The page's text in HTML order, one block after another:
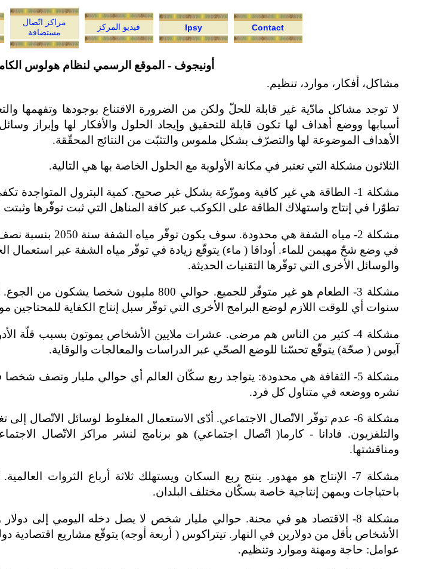
مراكز اتّصال
مستضافة
فيديو المركز Ipsy Contact
أونيجوف - الموقع الرسمي لنظام هولوس
مشاكل، أفكار، موارد، تنظيم.
لا توجد مشاكل مادّية غير قابلة للحلّ ولكن من الضرورة الاقتناع بوجودها وتفهمها
أسبابها ووضع أهداف لها تكون قابلة للتحقيق وإيجاد الحلول والأفكار لها وإبراز
الأهداف الموضوعة لها والتصرّف بشكل ملموس والتثبّت من النتائج المحقّقة.
الثلاثون مشكلة التي تعتبر في مكانة الأولوية مع الحلول الخاصة بها هي التالية.
مشكلة 1- الطاقة هي غير كافية وموزّعة بشكل غير صحيح. كمية البترول المتواجدة
تطوّرا في إنتاج واستهلاك الطاقة على الكوكب عبر كافة المناهل التي ثبت توفّرها وثبتت
في وضع شحّ مهيمن للماء. أوداقا ( ماء) يتوقّع زيادة في توفّر مياه الشفة عبر استعمال
والوسائل الأخرى التي توفّرها التقنيات الحديثة.
مشكلة 3- الطعام هو غير متوفّر للجميع. حوالي
سنوات أي للوقت اللازم لوضع البرامج الأخرى التي توفّر سبل إنتاج الكفاية للمحتاجين
مشكلة 4- كثير من الناس هم مرضى. عشرات ملايين الأشخاص يموتون بسبب قلّة الأدوية لمكافحة أمراض
آيوس ( صحّة) يتوقّع تحسّنا للوضع الصحّي عبر الدراسات والمعالجات والوقاية.
مشكلة 5- الثقافة هي محدودة: يتواجد ربع سكّان العالم أي حوالي مليار ونصف
نشره ووضعه في متناول كل فرد.
مشكلة 6- عدم توفّر الاتّصال الاجتماعي. أدّى الاستعمال المغلوط لوسائل الاتّصال
والتلفزيون. فادانا - كارما( اتّصال اجتماعي) هو برنامج لنشر مراكز الاتّصال
ومناقشتها.
مشكلة 7- الإنتاج هو مهدور. ينتج ربع السكان ويستهلك ثلاثة أرباع الثروات
باحتياجات وبمهن إنتاجية خاصة بسكّان مختلف البلدان.
الأشخاص بأقل من دولارين في النهار. تيتراكوس ( أربعة أوجه) يتوقّع مشاريع
عوامل: حاجة ومهنة وموارد وتنظيم.